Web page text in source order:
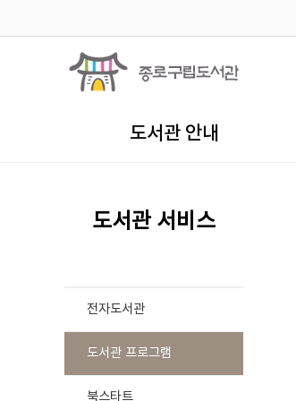
도서관 안내
도서관 서비스
전자도서관
도서관 프로그램
북스타트